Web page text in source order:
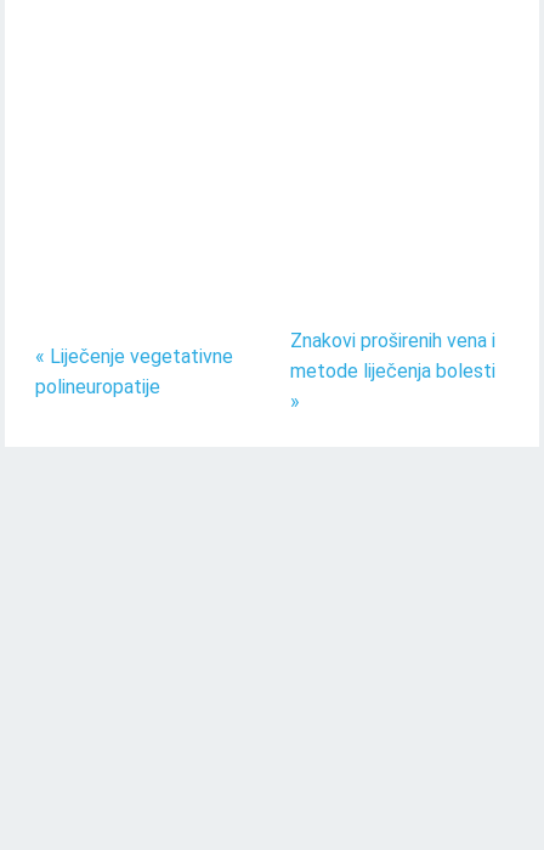
« Liječenje vegetativne
polineuropatije
Znakovi proširenih vena i
metode liječenja bolesti
»